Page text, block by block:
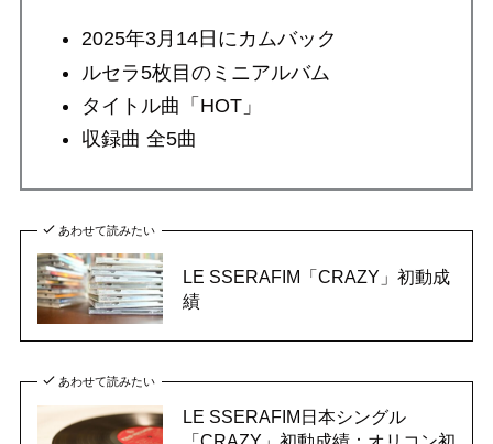
2025年3月14日にカムバック
ルセラ5枚目のミニアルバム
タイトル曲「HOT」
収録曲 全5曲
あわせて読みたい
LE SSERAFIM「CRAZY」初動成
績
あわせて読みたい
LE SSERAFIM日本シングル